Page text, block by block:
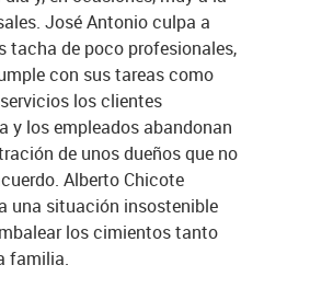
José Antonio culpa a
tacha de poco profesionales,
con sus tareas como
los clientes
y los empleados abandonan
de unos dueños que no
Alberto Chicote
una situación insostenible
los cimientos tanto
familia.